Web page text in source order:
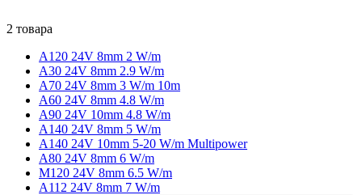
2 товара
A120 24V 8mm 2 W/m
A30 24V 8mm 2.9 W/m
A70 24V 8mm 3 W/m 10m
A60 24V 8mm 4.8 W/m
A90 24V 10mm 4.8 W/m
A140 24V 8mm 5 W/m
A140 24V 10mm 5-20 W/m Multipower
A80 24V 8mm 6 W/m
M120 24V 8mm 6.5 W/m
A112 24V 8mm 7 W/m